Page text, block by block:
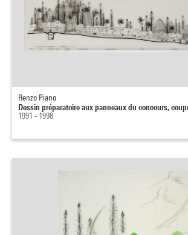
Renzo Piano
Dessin préparatoire aux panneaux du concours,
1991 - 1998